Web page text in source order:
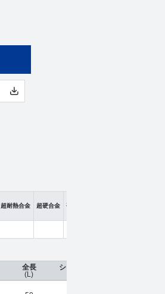
超耐熱合金 超硬合金
硬脆材
全長
(L)
シャンク径